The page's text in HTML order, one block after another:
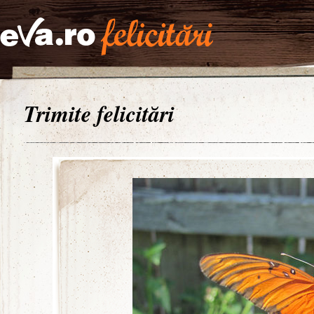
Trimite felicitări